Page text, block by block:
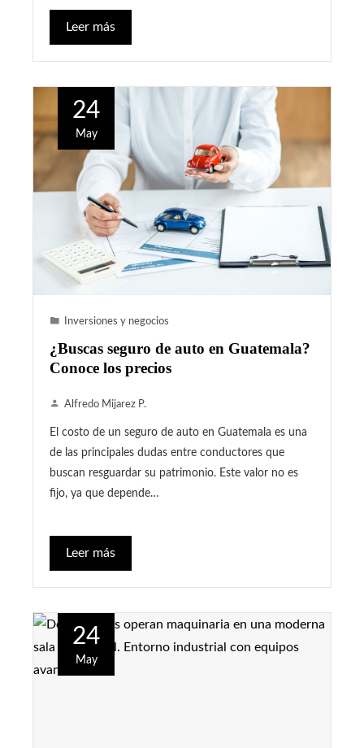
Leer más
24
May
Inversiones y negocios
¿Buscas seguro de auto en Guatemala?
Conoce los precios
Alfredo Mijarez P.
El costo de un seguro de auto en Guatemala es una
de las principales dudas entre conductores que
buscan resguardar su patrimonio. Este valor no es
fijo, ya que depende…
Leer más
24
May